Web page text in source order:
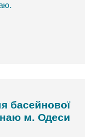
басейнової
м. Одеси